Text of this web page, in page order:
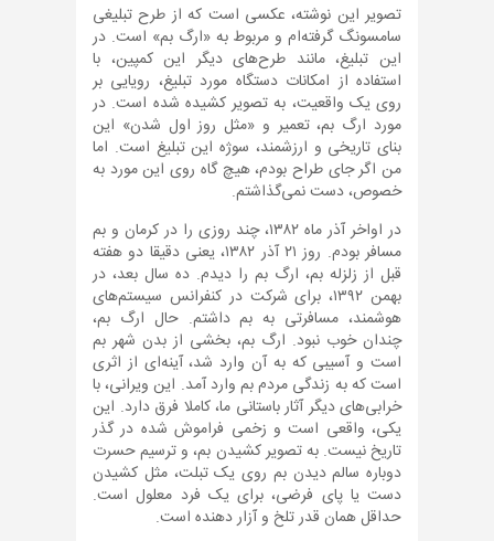
تصویر این نوشته، عکسی است که از طرح تبلیغی
سامسونگ گرفته‌ام و مربوط به «ارگ بم» است. در
این تبلیغ، مانند طرح‌های دیگر این کمپین، با
استفاده از امکانات دستگاه مورد تبلیغ، رویایی بر
روی یک واقعیت، به تصویر کشیده شده است. در
مورد ارگ بم، تعمیر و «مثل روز اول شدن» این
بنای تاریخی و ارزشمند، سوژه این تبلیغ است. اما
من اگر جای طراح بودم، هیچ گاه روی این مورد به
خصوص، دست نمی‌گذاشتم.
در اواخر آذر ماه ۱۳۸۲، چند روزی را در کرمان و بم
مسافر بودم. روز ۲۱ آذر ۱۳۸۲، یعنی دقیقا دو هفته
قبل از زلزله بم، ارگ بم را دیدم. ده سال بعد، در
بهمن ۱۳۹۲، برای شرکت در کنفرانس سیستم‌های
هوشمند، مسافرتی به بم داشتم. حال ارگ بم،
چندان خوب نبود. ارگ بم، بخشی از بدن شهر بم
است و آسیبی که به آن وارد شد، آینه‌ای از اثری
است که به زندگی مردم بم وارد آمد. این ویرانی، با
خرابی‌های دیگر آثار باستانی ما، کاملا فرق دارد. این
یکی، واقعی است و زخمی فراموش شده در گذر
تاریخ نیست. به تصویر کشیدن بم، و ترسیم حسرت
دوباره سالم دیدن بم روی یک تبلت، مثل کشیدن
دست یا پای فرضی، برای یک فرد معلول است.
حداقل همان قدر تلخ و آزار دهنده است.